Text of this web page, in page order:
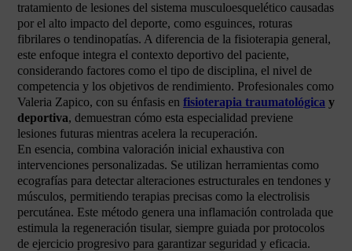
tratamiento de lesiones del sistema musculoesquelético causadas
por el alto impacto del deporte, como esguinces, roturas
fibrilares o tendinopatías. A diferencia de la fisioterapia general,
este enfoque integra el contexto deportivo del paciente,
considerando factores como el tipo de disciplina, el nivel de
competencia y los objetivos de rendimiento. Profesionales como
Valeria Zapico, con su énfasis en fisioterapia traumatológica y
deportiva, demuestran cómo esta especialidad previene
lesiones futuras mientras acelera la recuperación.
En esencia, combina valoración inicial exhaustiva con
intervenciones personalizadas. Se utilizan herramientas como
ecografías para detectar alteraciones estructurales en tendones y
músculos, permitiendo terapias precisas como la electrolisis
percutánea. Este método genera una inflamación controlada que
estimula la regeneración tisular, siempre guiada por protocolos
de ejercicio progresivo para garantizar seguridad y eficacia.